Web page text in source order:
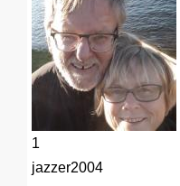
1
jazzer2004